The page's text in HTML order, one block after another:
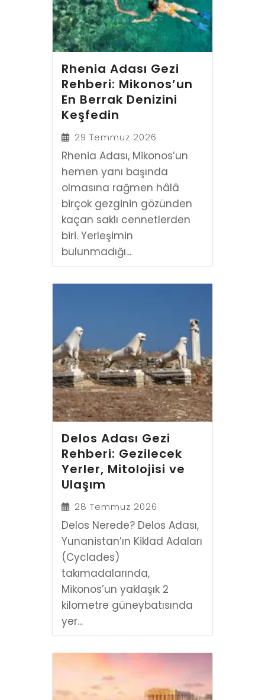
Rhenia Adası Gezi
Rehberi: Mikonos’un
En Berrak Denizini
Keşfedin
29 Temmuz 2026
Rhenia Adası, Mikonos’un
hemen yanı başında
olmasına rağmen hâlâ
birçok gezginin gözünden
kaçan saklı cennetlerden
biri. Yerleşimin
bulunmadığı...
Delos Adası Gezi
Rehberi: Gezilecek
Yerler, Mitolojisi ve
Ulaşım
28 Temmuz 2026
Delos Nerede? Delos Adası,
Yunanistan’ın Kiklad Adaları
(Cyclades)
takımadalarında,
Mikonos’un yaklaşık 2
kilometre güneybatısında
yer...